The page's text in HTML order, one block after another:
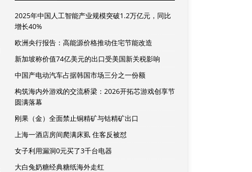
2025年中国人工智能产业规模突破1.2万亿元，同比
增长40%
欧洲央行报告：高能源价格推动住宅节能改造
新加坡称价值74亿美元的出口受美国新关税影响
中国产电动汽车占据韩国市场三分之一份额
构筑海内外游戏的交流桥梁：2026开拓芯游戏创享节
圆满落幕
刚果（金）全面禁止铜精矿与钴精矿出口
上海一酒店房间爬满床虱 住客反被怼
女子利用漏洞0元买了3千台电器
大白兔奶糖经典糖纸海外走红